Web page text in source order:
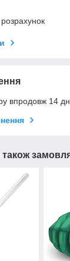
розрахунок
впродовж 14